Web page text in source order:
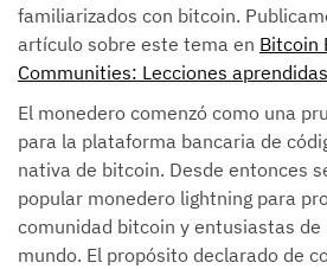
familiarizados con bitcoin.
artículo sobre este tema en Bitcoin
Communities: Lecciones
El monedero comenzó como una
para la plataforma bancaria de
nativa de bitcoin. Desde entonces
popular monedero lightning para
comunidad bitcoin y entusiastas de
mundo. El propósito declarado de